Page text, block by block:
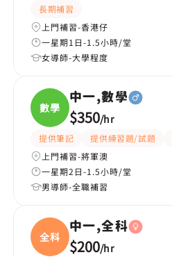
長期補習
上門補習-香港仔
一星期1日-1.5小時/堂
女導師-大學程度
數學
中一,數學
$350/hr
提供筆記 提供練習題/試題
上門補習-將軍澳
一星期2日-1.5小時/堂
男導師-全職補習
全科
中一,全科
$200/hr